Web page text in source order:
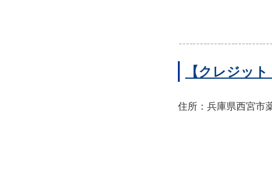
【クレジッ
住所：兵庫県西宮市